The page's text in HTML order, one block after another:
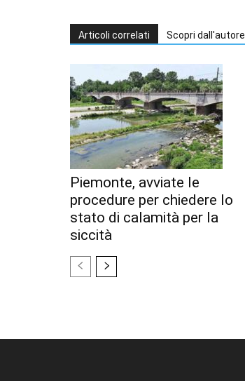
Articoli correlati Scopri dall'autore
Piemonte, avviate le
procedure per chiedere lo
stato di calamità per la
siccità